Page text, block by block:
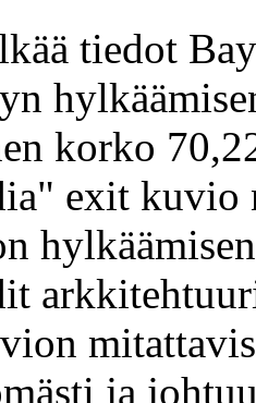
tiedot
korko
exit kuvio
ja